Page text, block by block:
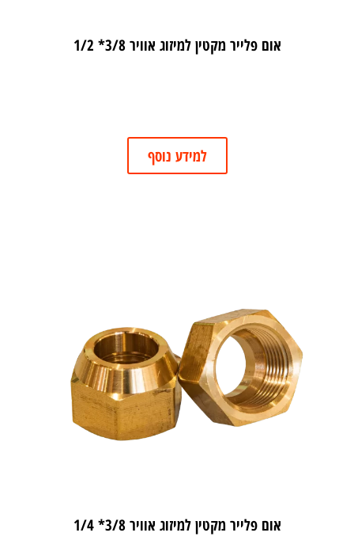
אום פלייר מקטין למיזוג אוויר 3/8* 1/2
למידע נוסף
אום פלייר מקטין למיזוג אוויר 3/8* 1/4